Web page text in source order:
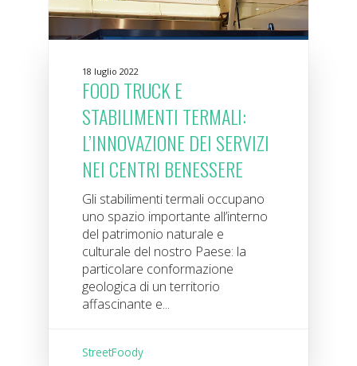
18 luglio 2022
FOOD TRUCK E
STABILIMENTI TERMALI:
L’INNOVAZIONE DEI SERVIZI
NEI CENTRI BENESSERE
Gli stabilimenti termali occupano
uno spazio importante all’interno
del patrimonio naturale e
culturale del nostro Paese: la
particolare conformazione
geologica di un territorio
affascinante e...
StreetFoody